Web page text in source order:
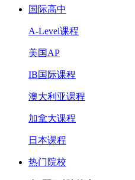
国际高中
A-Level课程
美国AP
IB国际课程
澳大利亚课程
加拿大课程
日本课程
热门院校